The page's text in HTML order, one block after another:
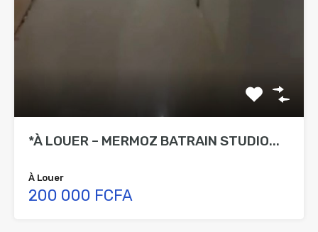
*À LOUER – MERMOZ BATRAIN STUDIO...
À Louer
200 000 FCFA